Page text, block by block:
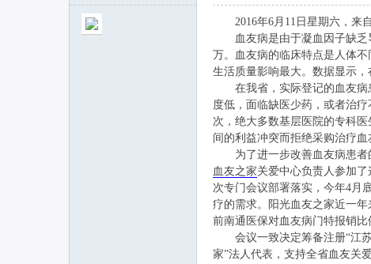
2016年6月11日星期六，来
血友病是由于凝血因子缺乏导
万。血友病的临床特点是人体
生活质量影响最大。数据显示
在我省，实际登记的血友病患
度低，面临缺医少药，或者治
次，绝大多数基层医院的专科
间的利益冲突而拒绝采购治疗
为了进一步改善血友病患者的
血友之家关爱中心负责人参加
次专门会议部署落实，今年4月
疗的需求。阳光血友之家近一
前南通医保对血友病门特报销比
会议一致决定筹备注册“江苏
家”法人代表，支持全省血友关